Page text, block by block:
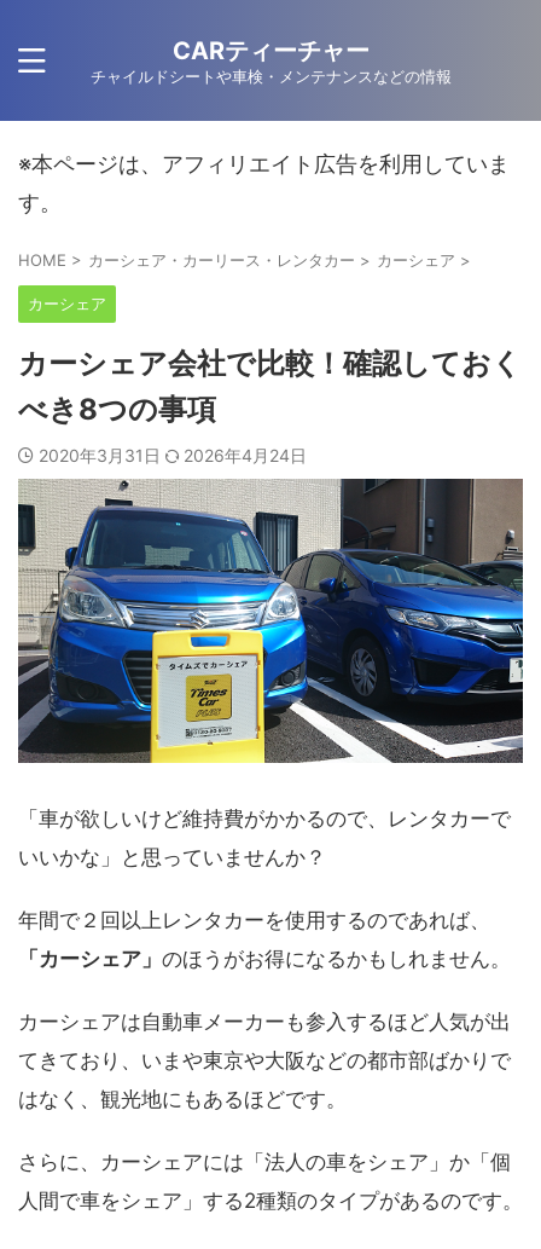
CARティーチャー
チャイルドシートや車検・メンテナンスなどの情報
※本ページは、アフィリエイト広告を利用していま
す。
HOME > カーシェア・カーリース・レンタカー > カーシェア >
カーシェア
カーシェア会社で比較！確認しておく
べき8つの事項
2020年3月31日 2026年4月24日
「車が欲しいけど維持費がかかるので、レンタカーで
いいかな」と思っていませんか？
年間で２回以上レンタカーを使用するのであれば、
「カーシェア」 のほうがお得になるかもしれません。
カーシェアは自動車メーカーも参入するほど人気が出
てきており、いまや東京や大阪などの都市部ばかりで
はなく、観光地にもあるほどです。
さらに、カーシェアには「法人の車をシェア」か「個
人間で車をシェア」する2種類のタイプがあるのです。